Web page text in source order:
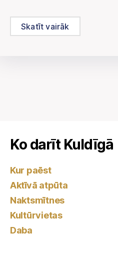
Skatīt vairāk
Ko darīt Kuldīgā
Kur paēst
Aktīvā atpūta
Naktsmītnes
Kultūrvietas
Daba